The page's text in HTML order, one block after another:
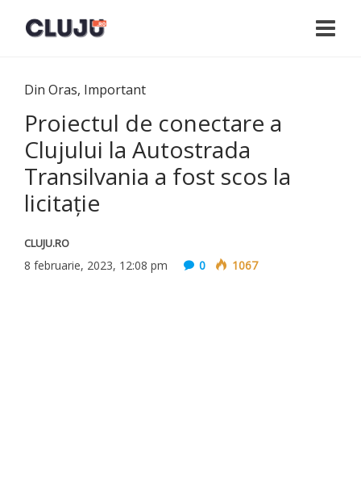
Din Oras, Important
Proiectul de conectare a
Clujului la Autostrada
Transilvania a fost scos la
licitație
CLUJU.RO
8 februarie, 2023, 12:08 pm 0 1067